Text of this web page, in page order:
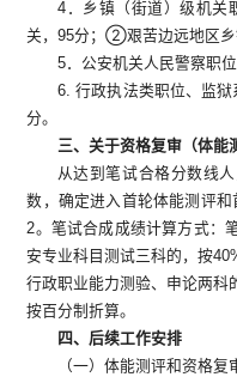
4．乡镇（街道）级机
关，95分；②艰苦边远地区乡
5．公安机关人民警察职位
6. 行政执法类职位、监
分。
三、关于资格复审（体能
从达到笔试合格分数线
数，确定进入首轮体能测评
2。笔试合成成绩计算方式：
安专业科目测试三科的，按
行政职业能力测验、申论两科
按百分制折算。
四、后续工作安排
（一）体能测评和资格复